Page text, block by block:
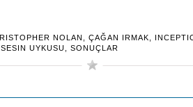
NOLAN ÇAĞAN IRMAK
UYKUSU SONUÇLAR